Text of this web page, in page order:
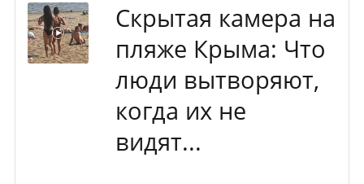
Скрытая камера на
пляже Крыма: Что
люди вытворяют,
когда их не
видят...